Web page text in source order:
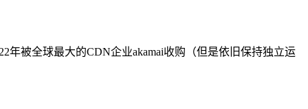
年被全球最大的CDN企业akamai收购（但是依旧保持独立运